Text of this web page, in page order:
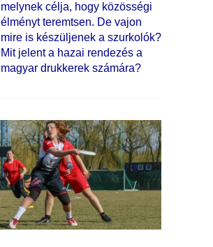
melynek célja, hogy közösségi
élményt teremtsen. De vajon
mire is készüljenek a szurkolók?
Mit jelent a hazai rendezés a
magyar drukkerek számára?